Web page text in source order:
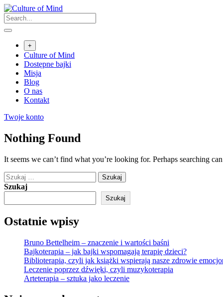
Skip
to
content
+
Culture of Mind
Dostępne bajki
Misja
Blog
O nas
Kontakt
Twoje konto
Nothing Found
It seems we can’t find what you’re looking for. Perhaps searching
Szukaj:
Szukaj
Szukaj
Ostatnie wpisy
Bruno Bettelheim – znaczenie i wartości baśni
Bajkoterapia – jak bajki wspomagają terapię dzieci?
Biblioterapia, czyli jak książki wspierają nasze zdrowie
Leczenie poprzez dźwięki, czyli muzykoterapia
Arteterapia – sztuka jako leczenie